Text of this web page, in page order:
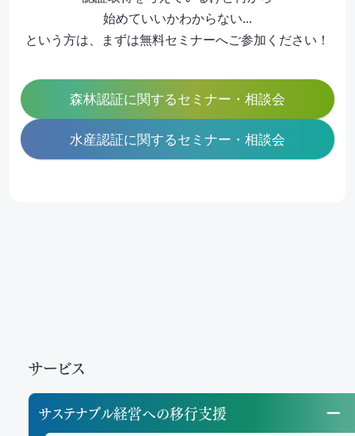
始めていいかわからない…
という方は、まずは無料セミナーへご参加ください！
森林認証に関するセミナー・相談会
水産認証に関するセミナー・相談会
サービス
サステナブル経営への移行支援